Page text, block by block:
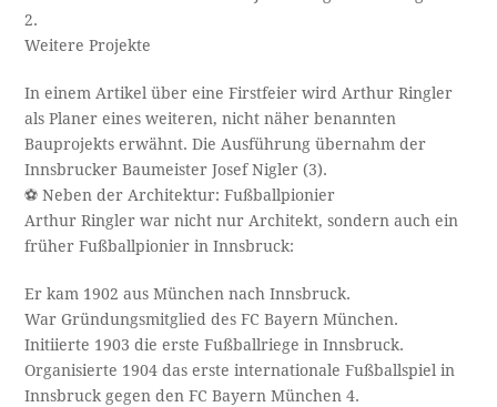
2.
Weitere Projekte
In einem Artikel über eine Firstfeier wird Arthur Ringler
als Planer eines weiteren, nicht näher benannten
Bauprojekts erwähnt. Die Ausführung übernahm der
Innsbrucker Baumeister Josef Nigler (3).
⚽ Neben der Architektur: Fußballpionier
Arthur Ringler war nicht nur Architekt, sondern auch ein
früher Fußballpionier in Innsbruck:
Er kam 1902 aus München nach Innsbruck.
War Gründungsmitglied des FC Bayern München.
Initiierte 1903 die erste Fußballriege in Innsbruck.
Organisierte 1904 das erste internationale Fußballspiel in
Innsbruck gegen den FC Bayern München 4.